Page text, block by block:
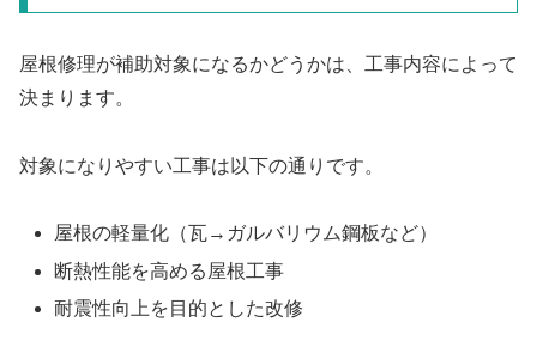
屋根修理が補助対象になるかどうかは、工事内容によって
決まります。
対象になりやすい工事は以下の通りです。
屋根の軽量化（瓦→ガルバリウム鋼板など）
断熱性能を高める屋根工事
耐震性向上を目的とした改修